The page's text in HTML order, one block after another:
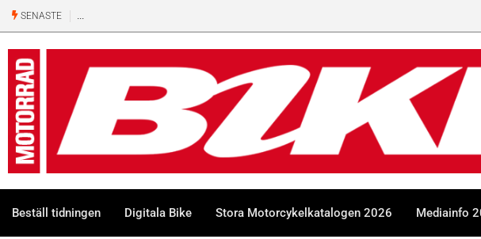
SENASTE
Beställ tidningen Digitala Bike Stora Motorcykelkatalogen 2026 Mediainfo